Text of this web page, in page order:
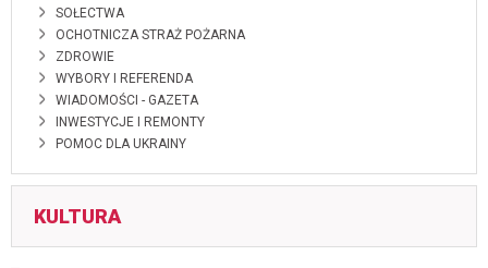
SOŁECTWA
OCHOTNICZA STRAŻ POŻARNA
ZDROWIE
WYBORY I REFERENDA
WIADOMOŚCI - GAZETA
INWESTYCJE I REMONTY
POMOC DLA UKRAINY
KULTURA